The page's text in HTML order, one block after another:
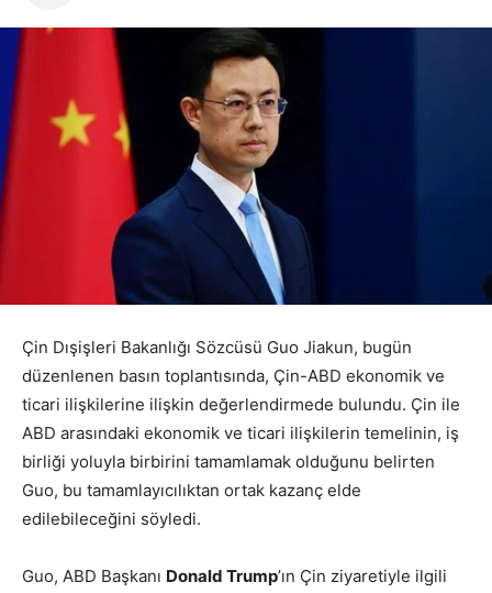
Çin Dışişleri Bakanlığı Sözcüsü Guo Jiakun, bugün
düzenlenen basın toplantısında, Çin-ABD ekonomik ve
ticari ilişkilerine ilişkin değerlendirmede bulundu. Çin ile
ABD arasındaki ekonomik ve ticari ilişkilerin temelinin, iş
birliği yoluyla birbirini tamamlamak olduğunu belirten
Guo, bu tamamlayıcılıktan ortak kazanç elde
edilebileceğini söyledi.
Guo, ABD Başkanı Donald Trump’ın Çin ziyaretiyle ilgili